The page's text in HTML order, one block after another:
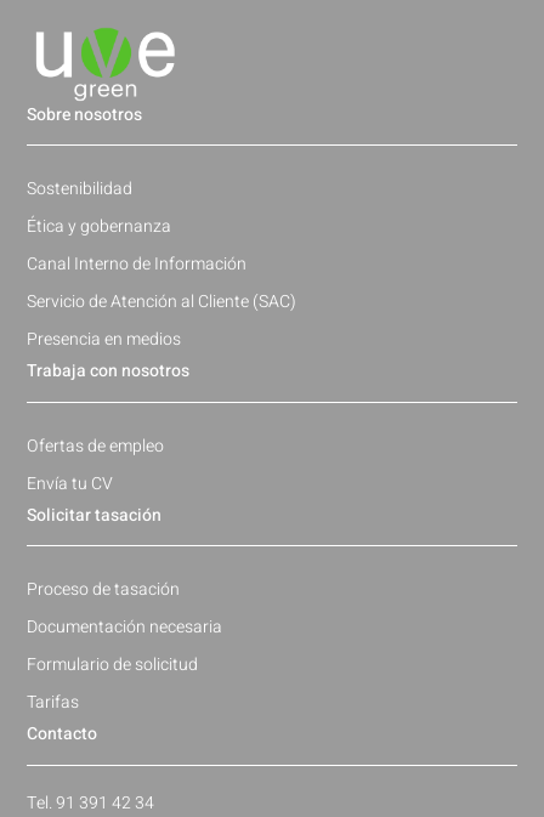
Contacto
Tel. 91 391 42 34
Solicitar tasación
Proceso de tasación
Documentación necesaria
Formulario de solicitud
Tarifas
Trabaja con nosotros
Ofertas de empleo
Envía tu CV
Sobre nosotros
Sostenibilidad
Ética y gobernanza
Canal Interno de Información
Servicio de Atención al Cliente (SAC)
Presencia en medios